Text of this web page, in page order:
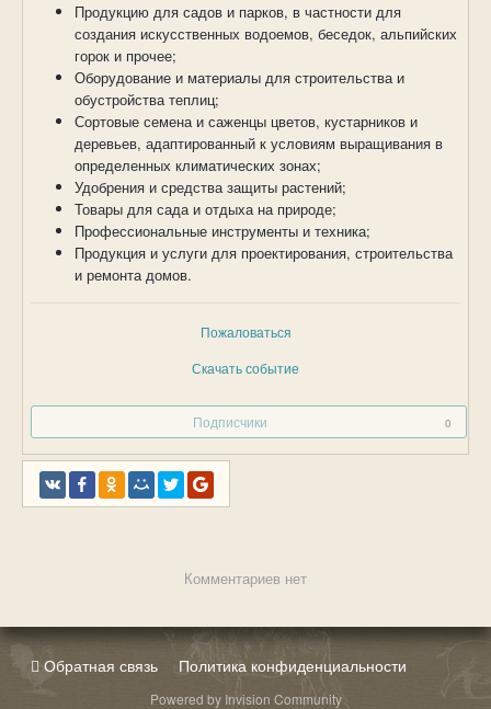
Продукцию для садов и парков, в частности для
создания искусственных водоемов, беседок, альпийских
горок и прочее;
Оборудование и материалы для строительства и
обустройства теплиц;
Сортовые семена и саженцы цветов, кустарников и
деревьев, адаптированный к условиям выращивания в
определенных климатических зонах;
Удобрения и средства защиты растений;
Товары для сада и отдыха на природе;
Профессиональные инструменты и техника;
Продукция и услуги для проектирования, строительства
и ремонта домов.
Пожаловаться
Скачать событие
Подписчики 0
Комментариев нет
Обратная связь Политика конфиденциальности
Powered by Invision Community